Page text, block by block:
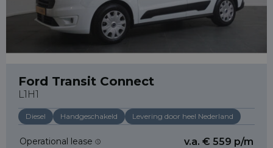
Ford Transit Connect
L1H1
Diesel Handgeschakeld Levering door heel Nederland
Operational lease v.a. € 559 p/m